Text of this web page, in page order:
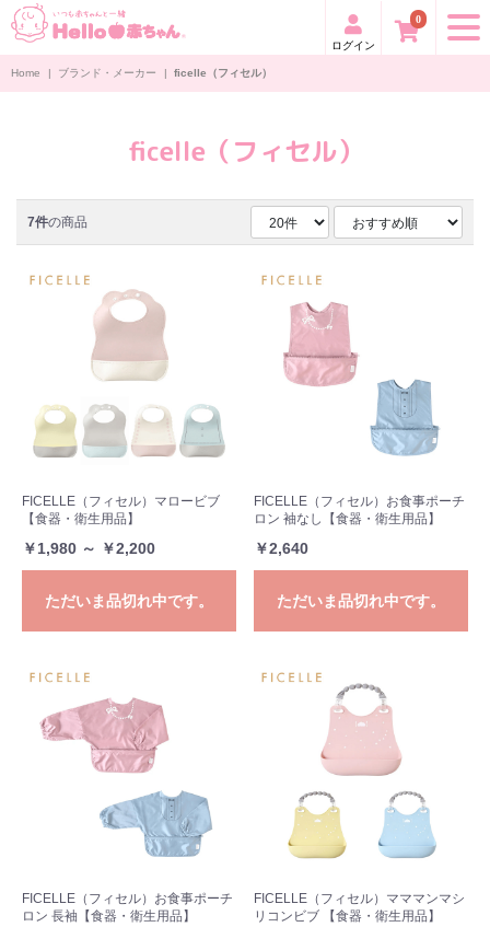
ログイン
0
Home | ブランド・メーカー | ficelle（フィセル）
ficelle（フィセル）
7件の商品
FICELLE（フィセル）マロービブ
【食器・衛生用品】
￥1,980 ～ ￥2,200
ただいま品切れ中です。
FICELLE（フィセル）お食事ポーチ
ロン 袖なし【食器・衛生用品】
￥2,640
ただいま品切れ中です。
FICELLE（フィセル）お食事ポーチ
ロン 長袖【食器・衛生用品】
FICELLE（フィセル）マママンマシ
リコンビブ 【食器・衛生用品】